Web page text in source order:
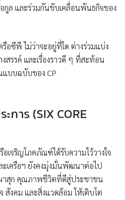
กูล และร่วมกันขับเคลื่อนพันธกิจของ
ซีพี ไม่ว่าจะอยู่ที่ใด ต่างร่วมแบ่ง
สรรค์ และเรื่องราวดี ๆ ที่สะท้อน
แบบฉบับของ CP
การ (SIX CORE
เจริญโภคภัณฑ์ได้รับความไว้วางใจ
ะเครือฯ ยังคงมุ่งมั่นพัฒนาต่อไป
าสุก คุณภาพชีวิตที่ดีสู่ประชาชน
สังคม และสิ่งแวดล้อม ให้เติบโต